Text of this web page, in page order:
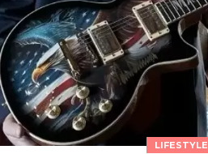
LIFESTYLE